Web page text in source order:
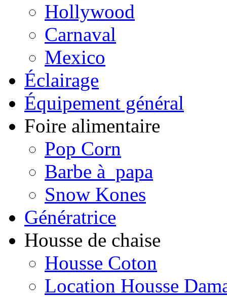
Hollywood
Carnaval
Mexico
Éclairage
Équipement général
Foire alimentaire
Pop Corn
Barbe à papa
Snow Kones
Génératrice
Housse de chaise
Housse Coton
Location Housse